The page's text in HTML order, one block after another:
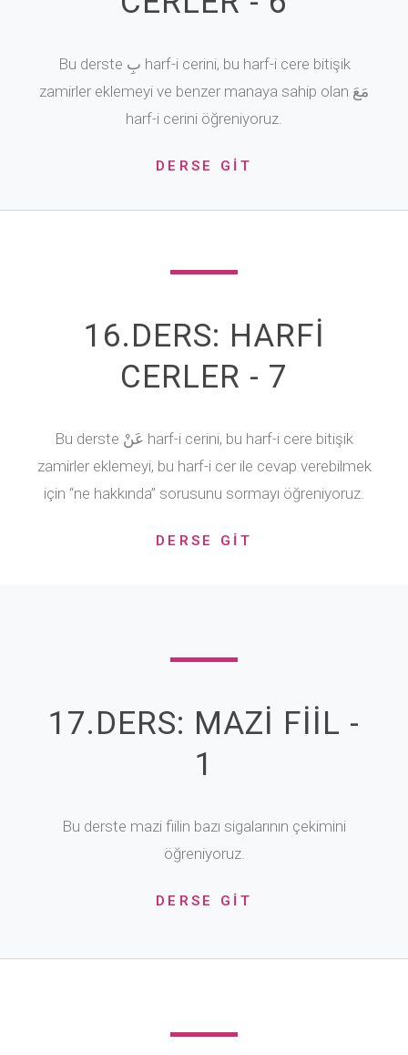
Bu derste بِ harf-i cerini, bu harf-i cere bitişik
zamirler eklemeyi ve benzer manaya sahip olan مَعَ
harf-i cerini öğreniyoruz.
DERSE GİT
16.DERS: HARFİ
CERLER - 7
Bu derste عَنْ harf-i cerini, bu harf-i cere bitişik
zamirler eklemeyi, bu harf-i cer ile cevap verebilmek
için “ne hakkında” sorusunu sormayı öğreniyoruz.
DERSE GİT
17.DERS: MAZİ FİİL -
1
Bu derste mazi fiilin bazı sigalarının çekimini
öğreniyoruz.
DERSE GİT